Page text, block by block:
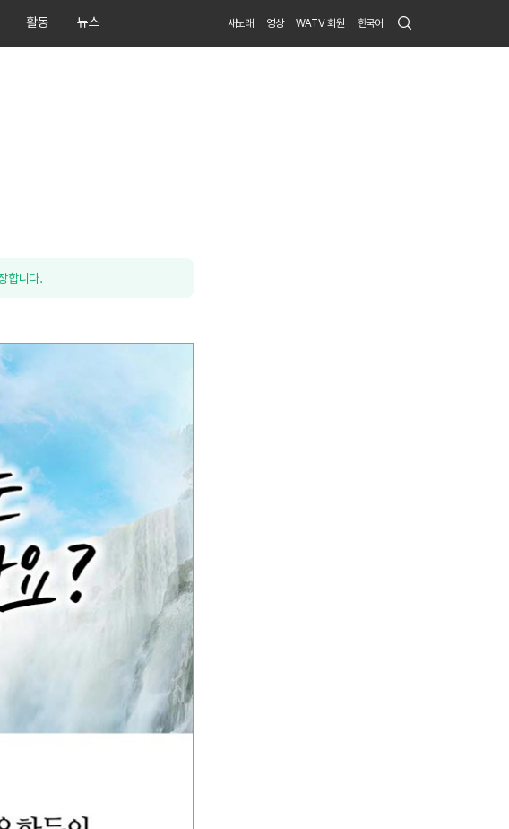
활동 뉴스 새노래 영상 WATV 회원 한국어 Search
Submit
합니다.